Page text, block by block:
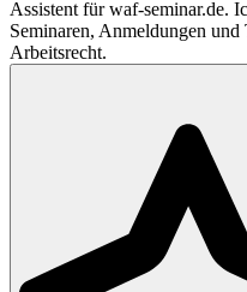
Assistent für waf-seminar.de.
Seminaren, Anmeldungen
Arbeitsrecht.